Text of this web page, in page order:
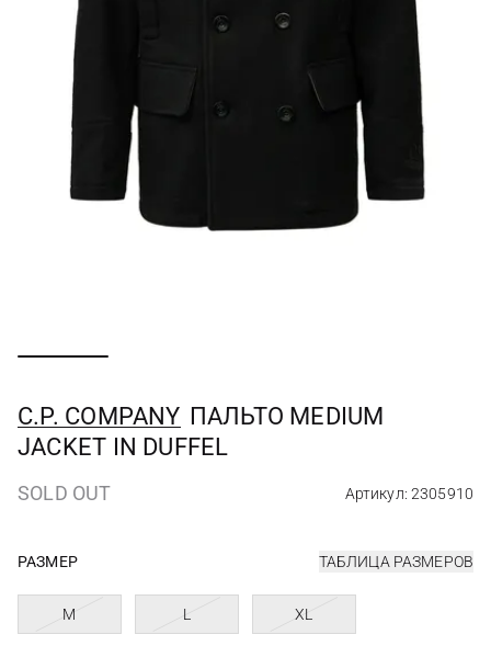
C.P. COMPANY ПАЛЬТО MEDIUM
JACKET IN DUFFEL
SOLD OUT Артикул: 2305910
РАЗМЕР ТАБЛИЦА РАЗМЕРОВ
M L XL